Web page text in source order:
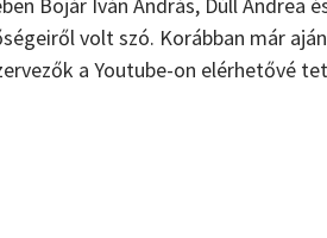
volt szó. Korábban már
a Youtube-on elérhetővé